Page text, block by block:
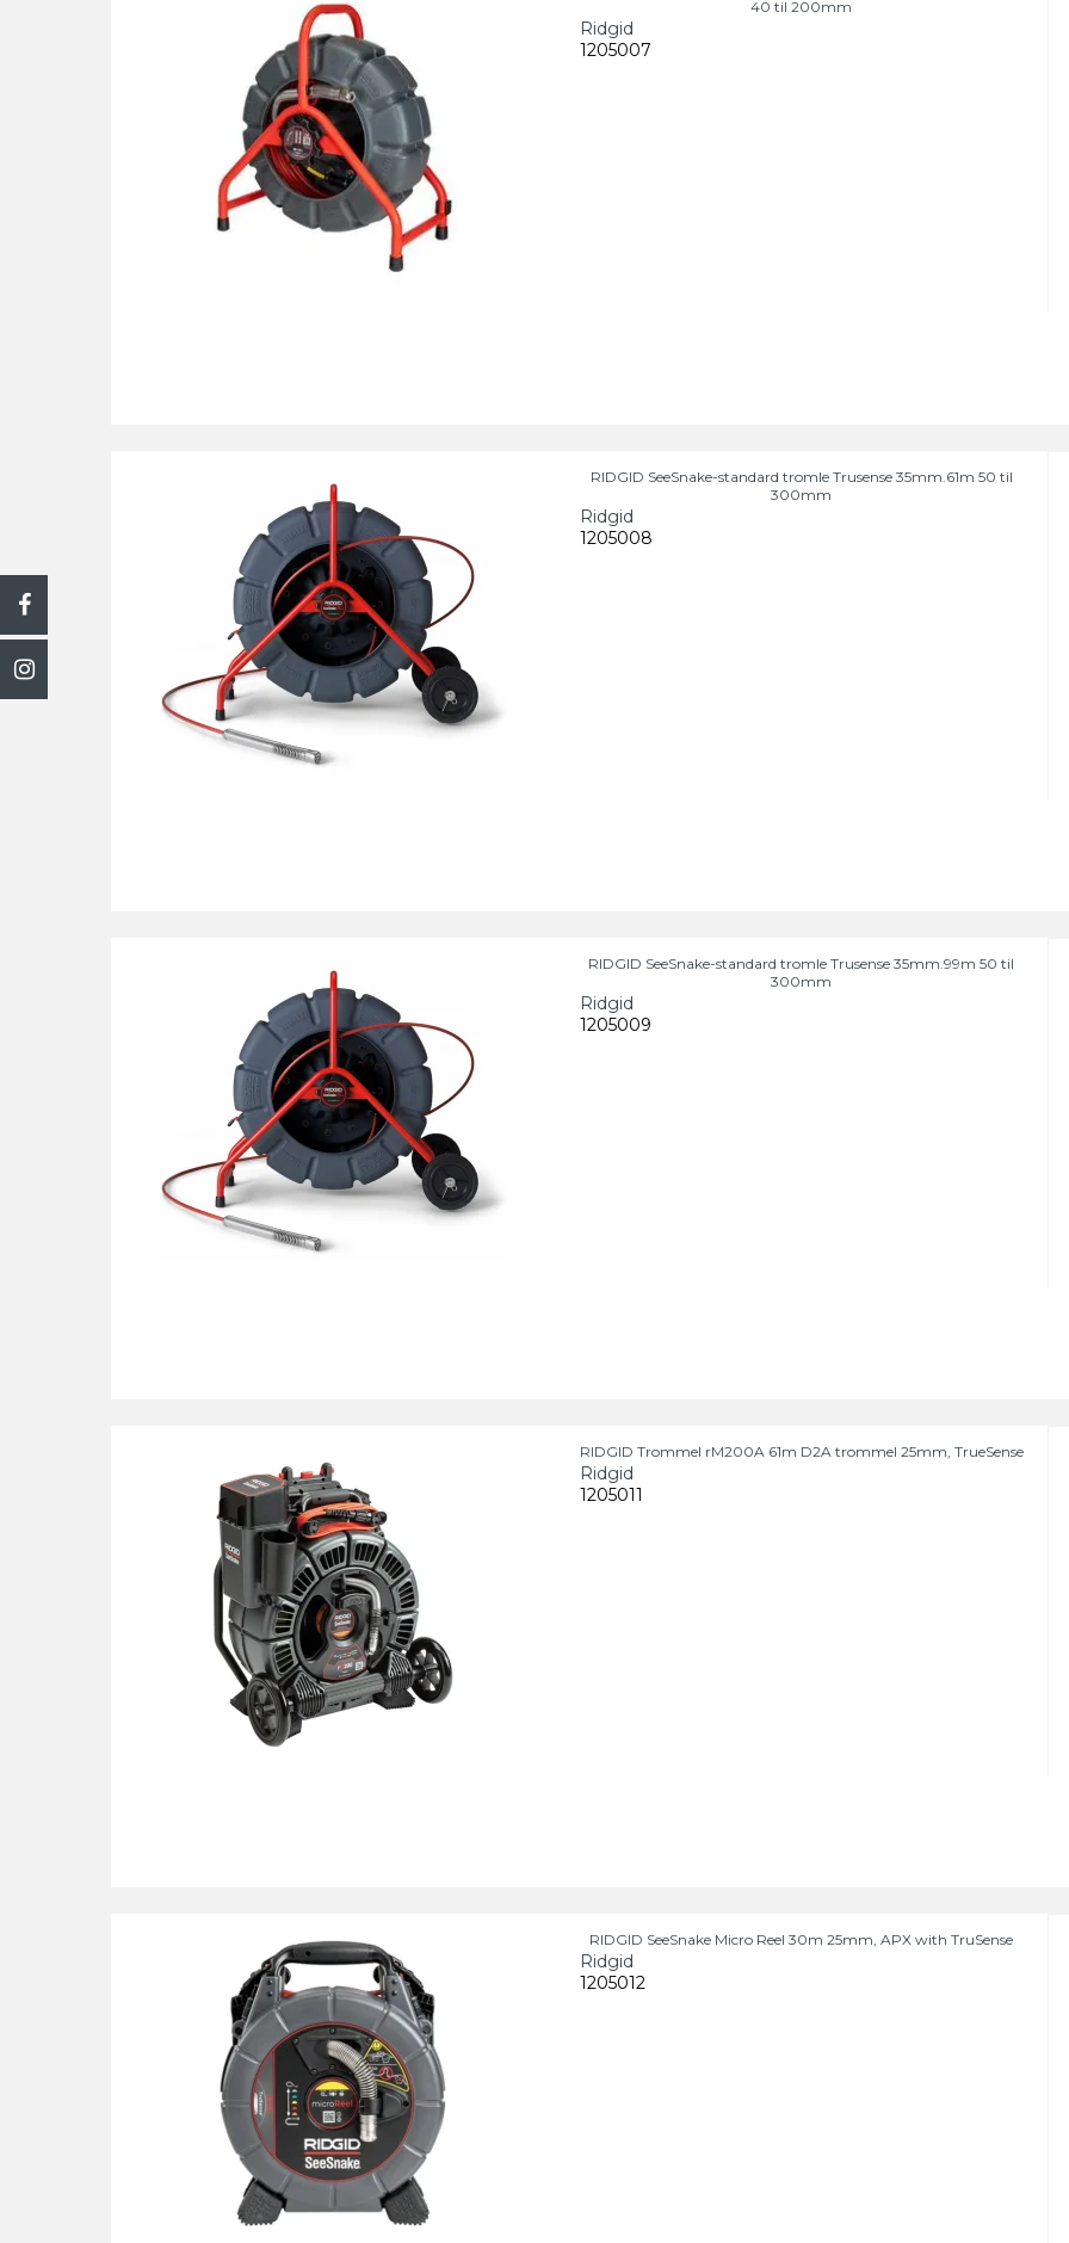
40 til 200mm
Ridgid
1205007
RIDGID SeeSnake-standard tromle Trusense 35mm.61m 50 til
300mm
Ridgid
1205008
RIDGID SeeSnake-standard tromle Trusense 35mm.99m 50 til
300mm
Ridgid
1205009
RIDGID Trommel rM200A 61m D2A trommel 25mm, TrueSense
Ridgid
1205011
RIDGID SeeSnake Micro Reel 30m 25mm, APX with TruSense
Ridgid
1205012